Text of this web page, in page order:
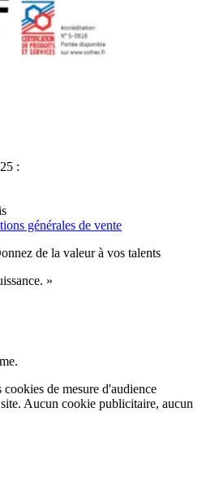
:
générales de vente
de la valeur à vos talents
»
de mesure d'audience
Aucun cookie publicitaire, aucun